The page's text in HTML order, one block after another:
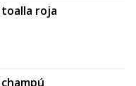
roja